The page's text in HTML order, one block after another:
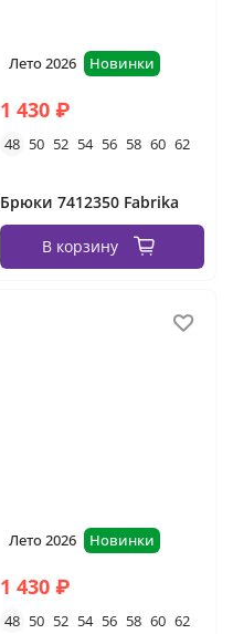
Лето 2026 Новинки
1 430 ₽
48 50 52 54 56 58 60 62
Брюки 7412350 Fabrika
В корзину
Лето 2026 Новинки
1 430 ₽
48 50 52 54 56 58 60 62